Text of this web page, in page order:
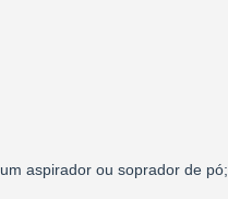
aspirador ou soprador de pó;